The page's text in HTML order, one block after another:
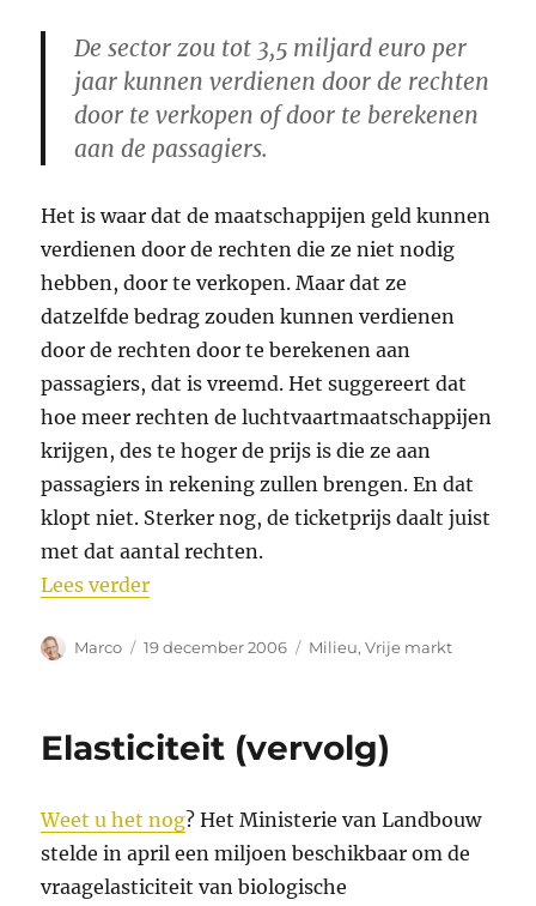
De sector zou tot 3,5 miljard euro per
jaar kunnen verdienen door de rechten
door te verkopen of door te berekenen
aan de passagiers.
Het is waar dat de maatschappijen geld kunnen
verdienen door de rechten die ze niet nodig
hebben, door te verkopen. Maar dat ze
datzelfde bedrag zouden kunnen verdienen
door de rechten door te berekenen aan
passagiers, dat is vreemd. Het suggereert dat
hoe meer rechten de luchtvaartmaatschappijen
krijgen, des te hoger de prijs is die ze aan
passagiers in rekening zullen brengen. En dat
klopt niet. Sterker nog, de ticketprijs daalt juist
met dat aantal rechten.
Lees verder“Emissierechten en de luchtvaart”
Auteur
Marco
Geplaatst
19 december 2006 Categorieën
Milieu,Vrije markt
Elasticiteit (vervolg)
Weet u het nog? Het Ministerie van Landbouw
stelde in april een miljoen beschikbaar om de
vraagelasticiteit van biologische